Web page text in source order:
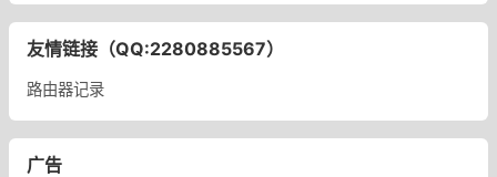
友情链接（QQ:2280885567）
路由器记录
广告